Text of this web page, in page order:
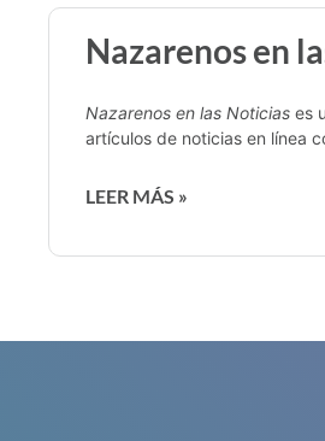
Nazarenos en
Nazarenos en las Noticias es
artículos de noticias en línea
LEER MÁS »